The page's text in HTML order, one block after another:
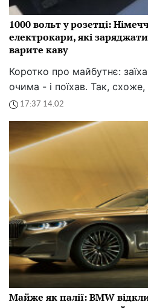
1000 вольт у розетці:
електрокари, які
варите каву
Коротко про майбутнє:
очима - і поїхав. Так,
17:37 14.02
Майже як палії: BMW